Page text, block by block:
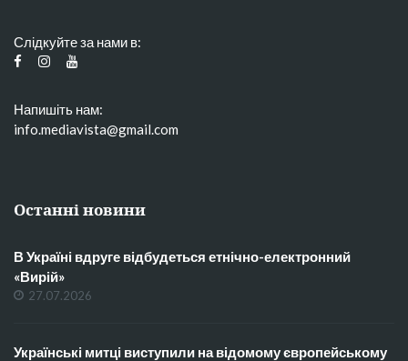
Слідкуйте за нами в:
Напишіть нам:
info.mediavista@gmail.com
Останні новини
В Україні вдруге відбудеться етнічно-електронний
«Вирій»
27.07.2026
Українські митці виступили на відомому європейському